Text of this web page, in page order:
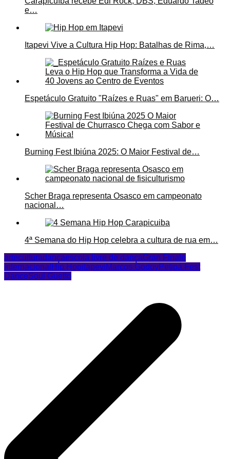
e…
Itapevi Vive a Cultura Hip Hop: Batalhas de Rima,…
Espetáculo Gratuito "Raízes e Ruas" em Barueri: O…
Burning Fest Ibiúna 2025: O Maior Festival de…
Scher Braga representa Osasco em campeonato
nacional…
4ª Semana do Hip Hop celebra a cultura de rua em…
arteculturadançaescola livre de dançaGran Finale
Internacional Hip HopitapeviMarcos GodoyPetipá Fest
DanceSoul Guetto